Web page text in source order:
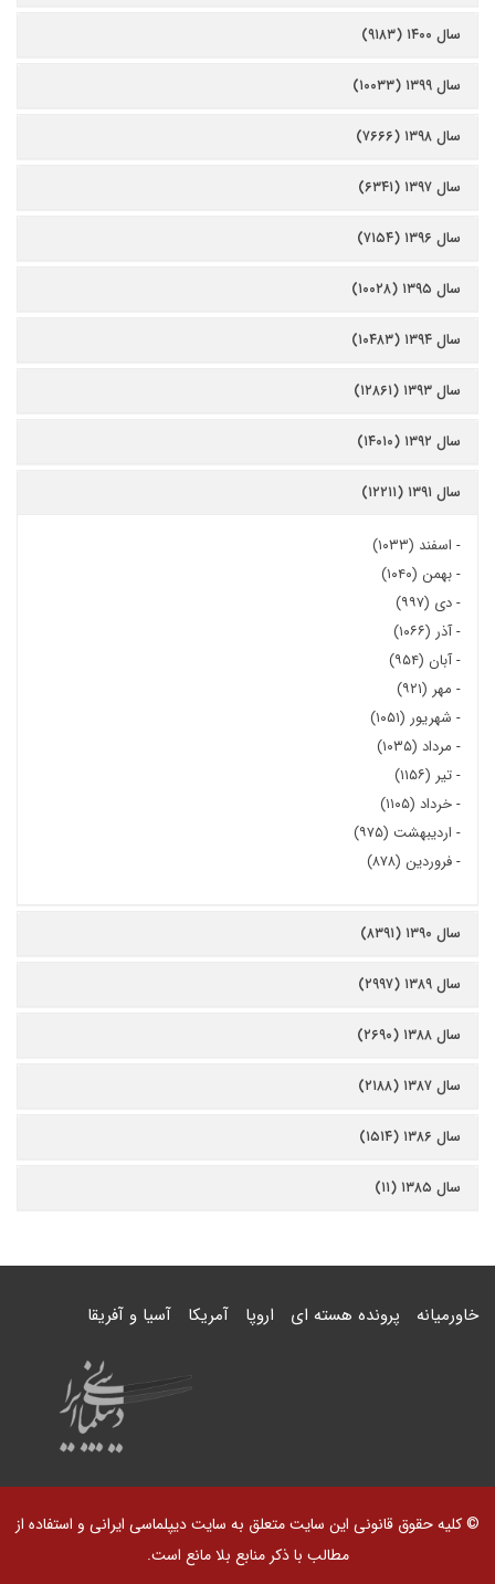
سال ۱۴۰۰ (۹۱۸۳)
سال ۱۳۹۹ (۱۰۰۳۳)
سال ۱۳۹۸ (۷۶۶۶)
سال ۱۳۹۷ (۶۳۴۱)
سال ۱۳۹۶ (۷۱۵۴)
سال ۱۳۹۵ (۱۰۰۲۸)
سال ۱۳۹۴ (۱۰۴۸۳)
سال ۱۳۹۳ (۱۲۸۶۱)
سال ۱۳۹۲ (۱۴۰۱۰)
سال ۱۳۹۱ (۱۲۲۱۱)
- اسفند (۱۰۳۳)
-بهمن (۱۰۴۰)
-دی (۹۹۷)
-آذر (۱۰۶۶)
-آبان (۹۵۴)
- مهر (۹۲۱)
- شهریور (۱۰۵۱)
- مرداد (۱۰۳۵)
-تیر (۱۱۵۶)
-خرداد (۱۱۰۵)
- اردیبهشت (۹۷۵)
-فروردین (۸۷۸)
سال ۱۳۹۰ (۸۳۹۱)
سال ۱۳۸۹ (۲۹۹۷)
سال ۱۳۸۸ (۲۶۹۰)
سال ۱۳۸۷ (۲۱۸۸)
سال ۱۳۸۶ (۱۵۱۴)
سال ۱۳۸۵ (۱۱)
خاورمیانه پرونده هسته ای اروپا آمریکا آسیا و آفریقا
© کلیه حقوق قانونی این سایت متعلق به سایت دیپلماسی ایرانی و استفاده از
مطالب با ذکر منابع بلا مانع است.